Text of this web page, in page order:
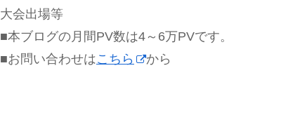
大会出場等
■本ブログの月間PV数は4～6万PVです。
■お問い合わせはこちら から